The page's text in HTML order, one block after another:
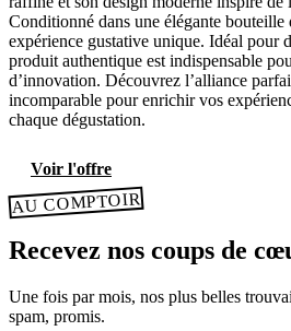
Conditionné dans une élégante
expérience gustative unique. Idéal pour
produit authentique est indispensable
d’innovation. Découvrez l’alliance
incomparable pour enrichir vos
chaque dégustation.
Voir l'offre
AU COMPTOIR
Recevez nos coups de
Une fois par mois, nos plus belles
spam, promis.